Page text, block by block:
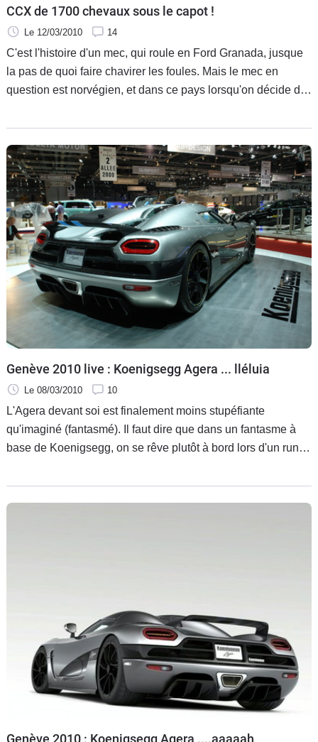
CCX de 1700 chevaux sous le capot !
Le 12/03/2010 14
C'est l'histoire d'un mec, qui roule en Ford Granada, jusque
la pas de quoi faire chavirer les foules. Mais le mec en
question est norvégien, et dans ce pays lorsqu'on décide de
Genève 2010 live : Koenigsegg Agera ... lléluia
Le 08/03/2010 10
L'Agera devant soi est finalement moins stupéfiante
qu'imaginé (fantasmé). Il faut dire que dans un fantasme à
base de Koenigsegg, on se rêve plutôt à bord lors d'un run
de
Genève 2010 : Koenigsegg Agera ....aaaaah